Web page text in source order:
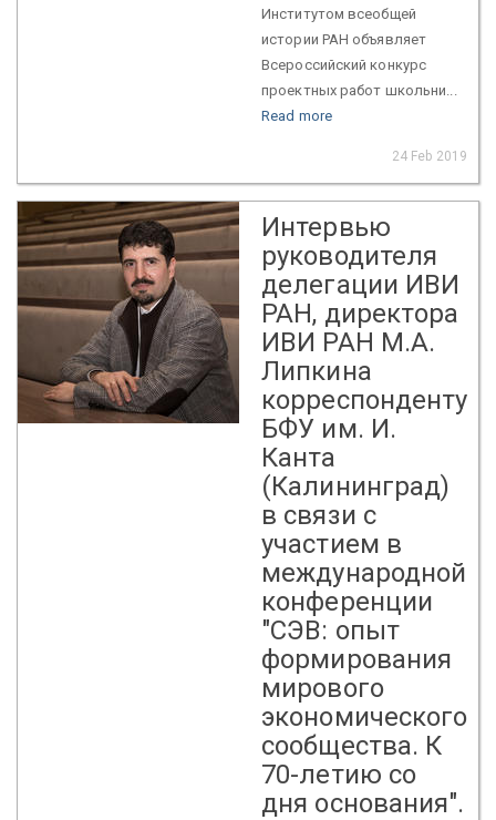
Институтом всеобщей
истории РАН объявляет
Всероссийский конкурс
проектных работ школьни...
Read more
24 Feb 2019
Интервью
руководителя
делегации ИВИ
РАН, директора
ИВИ РАН М.А.
Липкина
корреспонденту
БФУ им. И.
Канта
(Калининград)
в связи с
участием в
международной
конференции
"СЭВ: опыт
формирования
мирового
экономического
сообщества. К
70-летию со
дня основания".